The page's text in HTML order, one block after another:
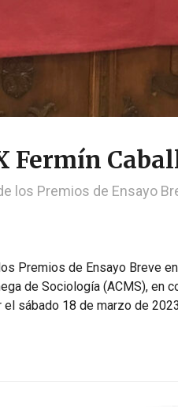
Fermín
los Premios de Ensayo
Premios de Ensayo Breve
de Sociología (ACMS), en
el sábado 18 de marzo de